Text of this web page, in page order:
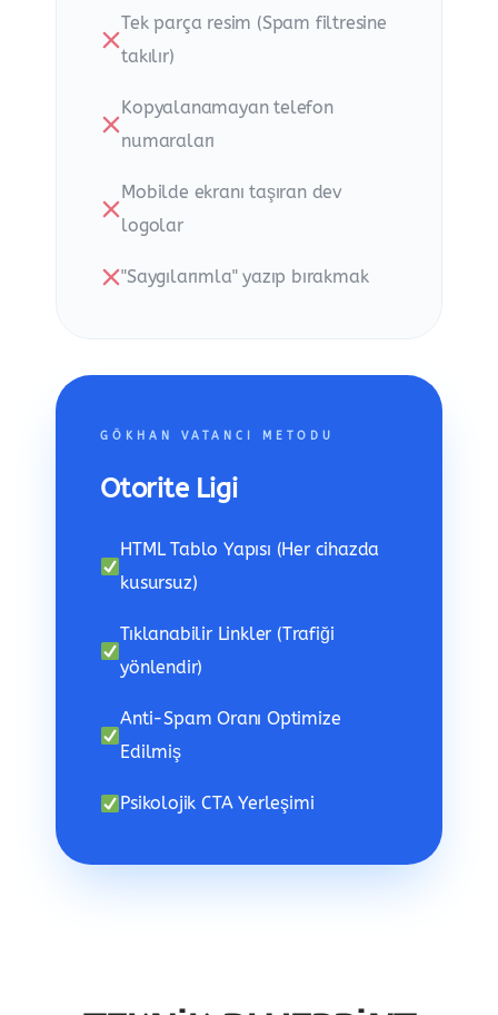
Tek parça resim (Spam filtresine
takılır)
Kopyalanamayan telefon
numaraları
Mobilde ekranı taşıran dev
logolar
"Saygılarımla" yazıp bırakmak
GÖKHAN VATANCI METODU
Otorite Ligi
HTML Tablo Yapısı (Her cihazda
kusursuz)
Tıklanabilir Linkler (Trafiği
yönlendir)
Anti-Spam Oranı Optimize
Edilmiş
Psikolojik CTA Yerleşimi